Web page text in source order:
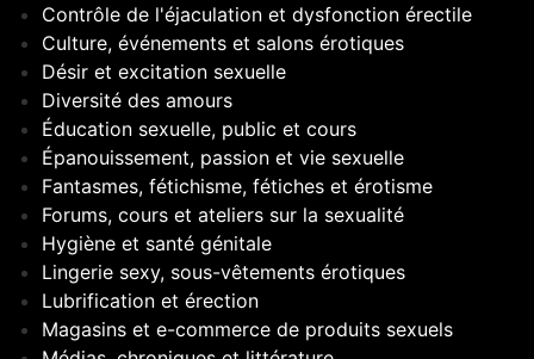
Contrôle de l'éjaculation et dysfonction érectile
Culture, événements et salons érotiques
Désir et excitation sexuelle
Diversité des amours
Éducation sexuelle, public et cours
Épanouissement, passion et vie sexuelle
Fantasmes, fétichisme, fétiches et érotisme
Forums, cours et ateliers sur la sexualité
Hygiène et santé génitale
Lingerie sexy, sous-vêtements érotiques
Lubrification et érection
Magasins et e-commerce de produits sexuels